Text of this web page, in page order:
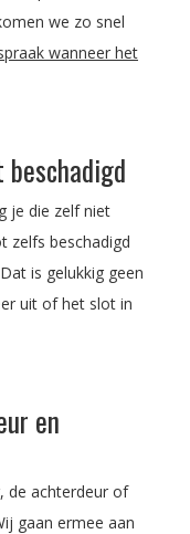
we zo snel
wanneer het
je die zelf niet
zelfs beschadigd
is gelukkig geen
uit of het slot in
en
de achterdeur of
gaan ermee aan